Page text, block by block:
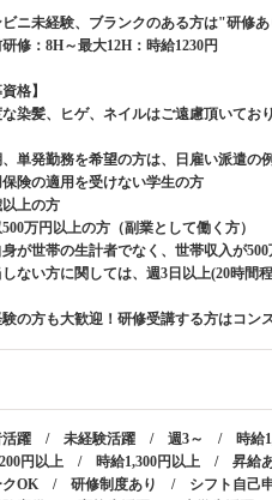
ビニ未経験、ブランクのある方は"研修あ
修：8H～最大12H：時給1230円
格】
染髪、ヒゲ、ネイルはご遠慮頂いており
単発勤務を希望の方は、日雇い派遣の
保険の適用を受けない学生の方
以上の方
500万円以上の方（副業として働く方）
身が世帯の生計者でなく、世帯収入が
ない方に関しては、週3日以上(20時間
の方も大歓迎！研修受講する方はコン
活躍 / 未経験活躍 / 週3～ / 時給
円以上 / 時給1,300円以上 / 昇
クOK / 研修制度あり / シフト自